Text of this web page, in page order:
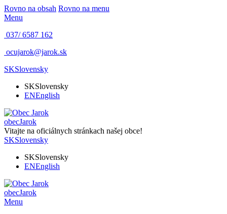
Rovno na obsah Rovno na menu
Menu
037/ 6587 162
ocujarok@jarok.sk
SKSlovensky
SKSlovensky
ENEnglish
obecJarok
Vitajte na oficiálnych stránkach našej obce!
SKSlovensky
SKSlovensky
ENEnglish
obecJarok
Menu